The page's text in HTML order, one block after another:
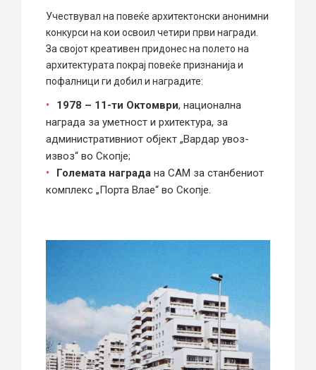
Учествувал на повеќе архитектонски анонимни
конкурси на кои освоил четири први награди.
За својот креативен придонес на полето на
архитектурата покрај повеќе признанија и
пофалници ги добил и наградите:
1978 – 11-ти Октомври, национална
награда за уметност и рхитектура, за
административниот објект „Вардар увоз-
извоз“ во Скопје;
Големата награда на САМ за станбениот
комплекс „Порта Влае“ во Скопје.